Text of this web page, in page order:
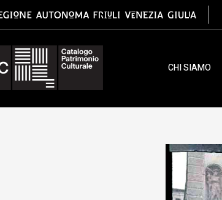
d'argento/ pellicola
CHI SIAMO